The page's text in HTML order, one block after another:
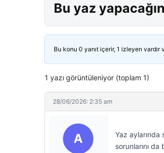
Bu yaz
Bu konu 0 yanıt içerir, 1 izleyen vardır
1 yazı görüntüleniyor (toplam 1)
28/06/2026: 2:35 am
A
Yaz aylarında
sorunlarını